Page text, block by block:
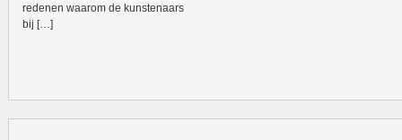
redenen waarom de kunstenaars
bij […]